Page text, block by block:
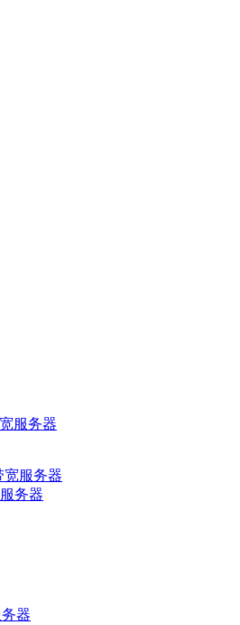
服务器
宽服务器
务器
器